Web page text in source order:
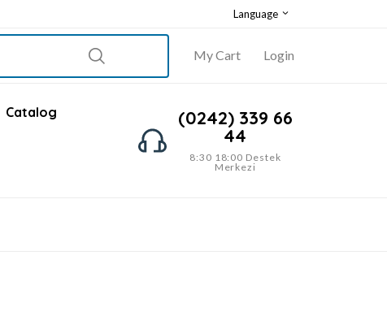
Language
My Cart Login
Catalog (0242) 339 66
44
8:30 18:00 Destek
Merkezi